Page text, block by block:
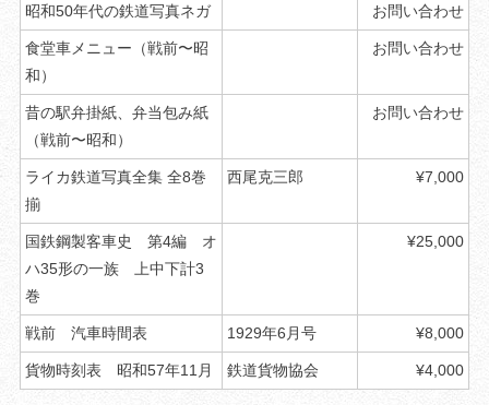
昭和50年代の鉄道写真ネガ お問い合わせ
食堂車メニュー（戦前〜昭
和）
お問い合わせ
昔の駅弁掛紙、弁当包み紙
（戦前〜昭和）
お問い合わせ
ライカ鉄道写真全集 全8巻
揃
西尾克三郎 ¥7,000
国鉄鋼製客車史 第4編 オ
ハ35形の一族 上中下計3
巻
¥25,000
戦前 汽車時間表 1929年6月号 ¥8,000
貨物時刻表 昭和57年11月 鉄道貨物協会 ¥4,000